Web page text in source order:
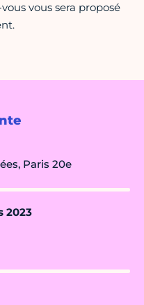
Paris 20e
2023
vous sera proposé